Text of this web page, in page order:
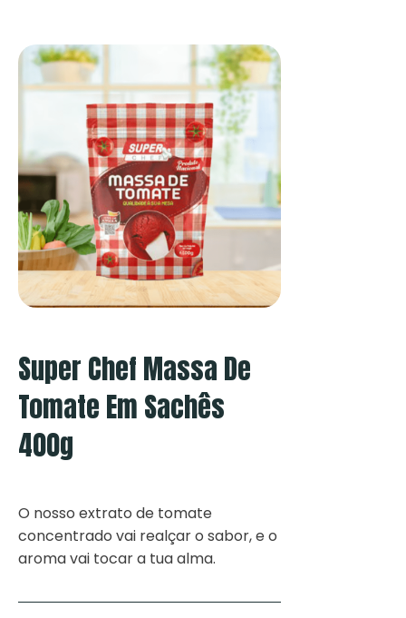
Super Chef Massa De
Tomate Em Sachês
400g
O nosso extrato de tomate
concentrado vai realçar o sabor, e o
aroma vai tocar a tua alma.